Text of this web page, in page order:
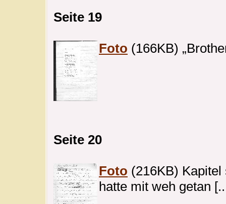
Seite 19
Foto (166KB)
Seite 20
Foto (216KB) Kapitel
hatte mit weh getan